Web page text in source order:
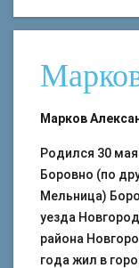
Марков
Родился 30
Боровно (по
Мельница)
уезда
района
года жил в